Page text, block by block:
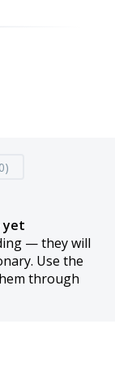
yet
— they will
Use the
through